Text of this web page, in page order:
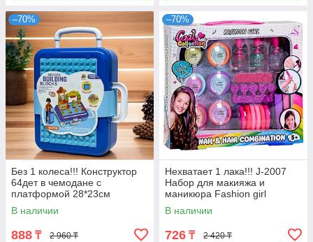
–70%
Без 1 колеса!!! Конструктор
64дет в чемодане с
платформой 28*23см
В наличии
888 ₸ 2 960 ₸
–70%
Нехватает 1 лака!!! J-2007
Набор для макияжа и
маникюра Fashion girl
30*26см
В наличии
726 ₸ 2 420 ₸